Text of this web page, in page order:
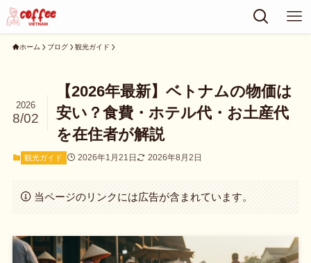
ホーム ブログ 観光ガイド
【2026年最新】ベトナムの物価は
安い？食費・ホテル代・お土産代
を在住者が解説
2026
8/02
観光ガイド 2026年1月21日 2026年8月2日
当ページのリンクには広告が含まれています。